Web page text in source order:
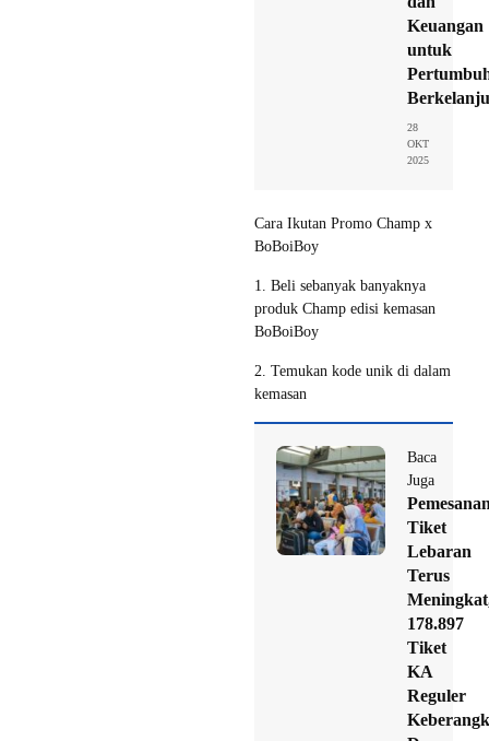
Keuangan
untuk
28
OKT
2025
Cara Ikutan Promo Champ x
BoBoiBoy
1. Beli sebanyak banyaknya
produk Champ edisi kemasan
BoBoiBoy
2. Temukan kode unik di dalam
kemasan
Baca
Juga
Tiket
Lebaran
Terus
178.897
Tiket
KA
Reguler